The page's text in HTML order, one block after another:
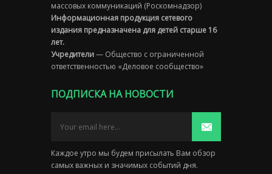
массовых коммуникаций (Роскомнадзор)
Информационная продукция сетевого
издания предназначена для детей старше 16
лет.
Учредители— Общество с ограниченной
ответственностью «Деловое сообщество»
ПОДПИСКА НА НОВОСТИ
Каждое утро мы будем присылать Вам обзор
самых важных и значимых событий дня.